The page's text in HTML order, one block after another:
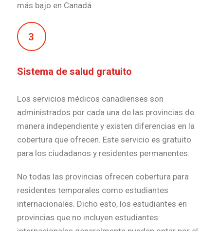
más bajo en Canadá.
3
Sistema de salud gratuito
Los servicios médicos canadienses son
administrados por cada una de las provincias de
manera independiente y existen diferencias en la
cobertura que ofrecen. Este servicio es gratuito
para los ciudadanos y residentes permanentes.
No todas las provincias ofrecen cobertura para
residentes temporales como estudiantes
internacionales. Dicho esto, los estudiantes en
provincias que no incluyen estudiantes